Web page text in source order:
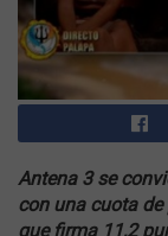
Antena 3 se
con una cuota de
que firma 11,2